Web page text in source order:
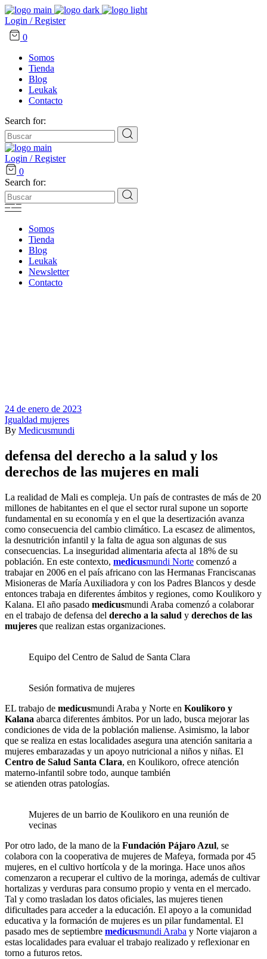
Login / Register
0
Somos
Tienda
Blog
Leukak
Contacto
Search for:
Login / Register
0
Search for:
Somos
Tienda
Blog
Leukak
Newsletter
Contacto
24 de enero de 2023
Igualdad mujeres
By Medicusmundi
defensa del derecho a la salud y los
derechos de las mujeres en mali
La realidad de Mali es compleja. Un país de contrastes de más de 20
millones de habitantes en el que el sector rural supone un soporte
fundamental en su economía y en el que la desertización avanza
como consecuencia del cambio climático. La escasez de alimentos,
la desnutrición infantil y la falta de agua son algunas de sus
consecuencias. La inseguridad alimentaria afecta al 18% de su
población. En este contexto, medicusmundi Norte comenzó a
trabajar en 2006 en el país africano con las Hermanas Franciscanas
Misioneras de María Auxiliadora y con los Padres Blancos y desde
entonces trabaja en diferentes ámbitos y regiones, como Koulikoro y
Kalana. El año pasado medicusmundi Araba comenzó a colaborar
en el trabajo de defensa del derecho a la salud y derechos de las
mujeres que realizan estas organizaciones.
Equipo del Centro de Salud de Santa Clara
Sesión formativa de mujeres
EL trabajo de medicusmundi Araba y Norte en Koulikoro y
Kalana abarca diferentes ámbitos. Por un lado, busca mejorar las
condiciones de vida de la población maliense. Asimismo, la labor
que se realiza en estas localidades asegura una atención sanitaria a
mujeres embarazadas y un apoyo nutricional a niños y niñas. El
Centro de Salud Santa Clara, en Koulikoro, ofrece atención
materno-infantil sobre todo, aunque también
se atienden otras patologías.
Mujeres de un barrio de Koulikoro en una reunión de
vecinas
Por otro lado, de la mano de la Fundación Pájaro Azul, se
colabora con la cooperativa de mujeres de Mafeya, formada por 45
mujeres, en el cultivo hortícola y de la moringa. Hace unos años
comenzaron a recuperar el cultivo de la moringa, además de cultivar
hortalizas y verduras para consumo propio y venta en el mercado.
Tal y como trasladan los datos oficiales, las mujeres tienen
dificultades para acceder a la educación. El apoyo a la comunidad
educativa y la formación de mujeres es un pilar fundamental. El
pasado mes de septiembre medicusmundi Araba y Norte viajaron a
estas localidades para evaluar el trabajo realizado y reflexionar en
torno a futuros retos.